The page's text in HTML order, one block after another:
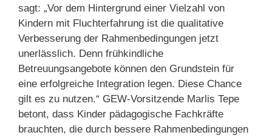
sagt: „Vor dem Hintergrund einer Vielzahl von
Kindern mit Fluchterfahrung ist die qualitative
Verbesserung der Rahmenbedingungen jetzt
unerlässlich. Denn frühkindliche
Betreuungsangebote können den Grundstein für
eine erfolgreiche Integration legen. Diese Chance
gilt es zu nutzen.“ GEW-Vorsitzende Marlis Tepe
betont, dass Kinder pädagogische Fachkräfte
brauchten, die durch bessere Rahmenbedingungen